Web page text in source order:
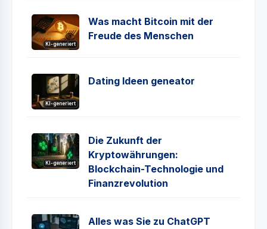
KI-generiert
Was macht Bitcoin mit der
Freude des Menschen
KI-generiert
Dating Ideen geneator
KI-generiert
Die Zukunft der
Kryptowährungen:
Blockchain-Technologie und
Finanzrevolution
Alles was Sie zu ChatGPT